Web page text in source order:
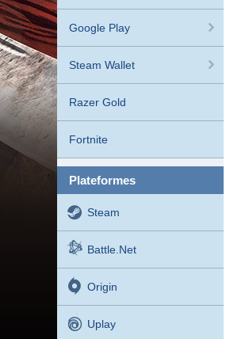
Google Play
Steam Wallet
Razer Gold
Fortnite
plateformes
Steam
Battle.net
Origin
Uplay